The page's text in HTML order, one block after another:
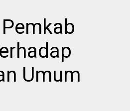
Umum